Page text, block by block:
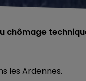
chômage
les Ardennes.